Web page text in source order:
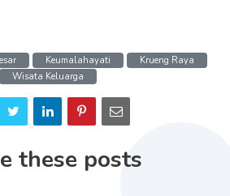
Keumalahayati
Krueng Raya
Wisata Keluarga
these posts